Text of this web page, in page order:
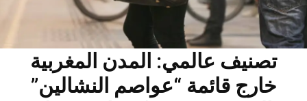
تصنيف عالمي: المدن المغربية
خارج قائمة “عواصم النشالين”